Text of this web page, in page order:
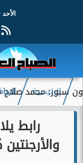
الأحد
صلاح من أفضل 3 لاعبين في
الرئيسية
رابط